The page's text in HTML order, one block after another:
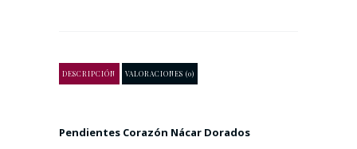
DESCRIPCIÓN VALORACIONES (0)
Pendientes Corazón Nácar Dorados